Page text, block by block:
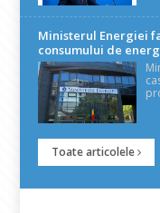
Ministerul Energiei
consumului de
Toate articolele